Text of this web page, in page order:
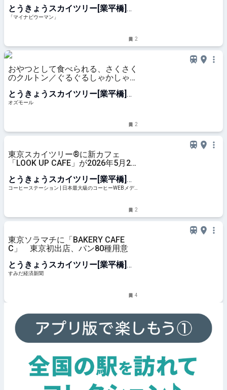
とうきょうスカイツリー[業平橋]
駅
「マイナビウーマン」
2
おやつとして食べられる、さくさく
のクルトン／ぐるぐるしゃかしゃか
とうきょうスカイツリー[業平橋]
駅
オズモール
2
東京スカイツリー®に新カフェ
「LOOK UP CAFE」が2026年5月22
ューを堪能 | コーヒーステーション
とうきょうスカイツリー[業平橋]
駅
コーヒーステーション | 日本最大級のコーヒーWEBメデ
2
東京ソラマチに「BAKERY CAFE
C」 東京初出店、パン80種用意
とうきょうスカイツリー[業平橋]
駅
すみだ経済新聞
4